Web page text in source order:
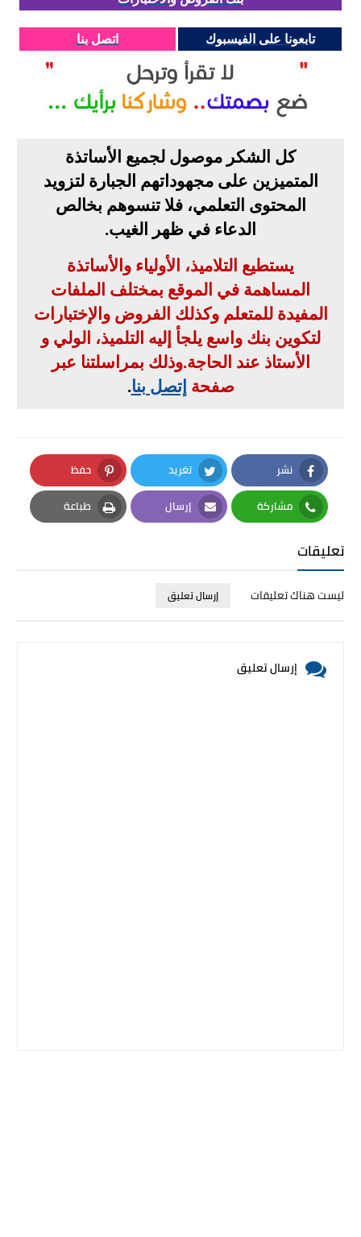
تابعونا على الفيسبوك اتصل بنا
كل الشكر موصول لجميع الأساتذة
المتميزين على مجهوداتهم الجبارة لتزويد
المحتوى التعلمي، فلا تنسوهم بخالص
الدعاء في ظهر الغيب.
يستطيع التلاميذ، الأولياء والأساتذة
المساهمة في الموقع بمختلف الملفات
المفيدة للمتعلم وكذلك الفروض والإختبارات
لتكوين بنك واسع يلجأ إليه التلميذ، الولي و
الأستاذ عند الحاجة.وذلك بمراسلتنا عبر
صفحة إتصل بنا.
نشر
Facebook
تغريد
Twitter
حفظ
Pinterest
مشاركة
Whatsapp
إرسال
Email
طباعة
Print
تعليقات
ليست هناك تعليقات إرسال تعليق
إرسال تعليق